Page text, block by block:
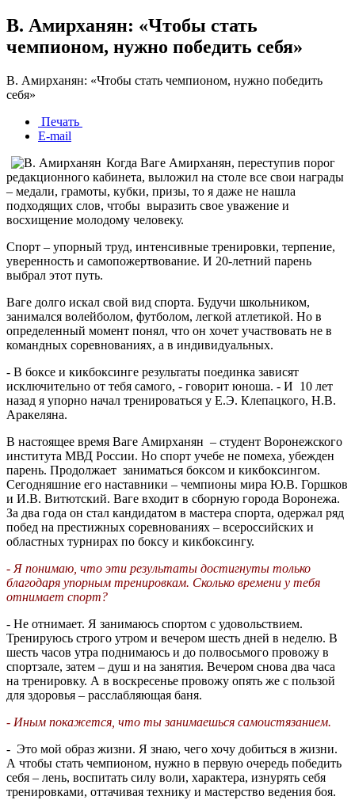
В. Амирханян: «Чтобы стать
чемпионом, нужно победить себя»
В. Амирханян: «Чтобы стать чемпионом, нужно победить
себя»
Печать
E-mail
Когда Ваге Амирханян, переступив порог
редакционного кабинета, выложил на столе все свои награды
– медали, грамоты, кубки, призы, то я даже не нашла
подходящих слов, чтобы выразить свое уважение и
восхищение молодому человеку.
Спорт – упорный труд, интенсивные тренировки, терпение,
уверенность и самопожертвование. И 20-летний парень
выбрал этот путь.
Ваге долго искал свой вид спорта. Будучи школьником,
занимался волейболом, футболом, легкой атлетикой. Но в
определенный момент понял, что он хочет участвовать не в
командных соревнованиях, а в индивидуальных.
- В боксе и кикбоксинге результаты поединка зависят
исключительно от тебя самого, - говорит юноша. - И 10 лет
назад я упорно начал тренироваться у Е.Э. Клепацкого, Н.В.
Аракеляна.
В настоящее время Ваге Амирханян – студент Воронежского
института МВД России. Но спорт учебе не помеха, убежден
парень. Продолжает заниматься боксом и кикбоксингом.
Сегодняшние его наставники – чемпионы мира Ю.В. Горшков
и И.В. Витютский. Ваге входит в сборную города Воронежа.
За два года он стал кандидатом в мастера спорта, одержал ряд
побед на престижных соревнованиях – всероссийских и
областных турнирах по боксу и кикбоксингу.
- Я понимаю, что эти результаты достигнуты только
благодаря упорным тренировкам. Сколько времени у тебя
отнимает спорт?
- Не отнимает. Я занимаюсь спортом с удовольствием.
Тренируюсь строго утром и вечером шесть дней в неделю. В
шесть часов утра поднимаюсь и до полвосьмого провожу в
спортзале, затем – душ и на занятия. Вечером снова два часа
на тренировку. А в воскресенье провожу опять же с пользой
для здоровья – расслабляющая баня.
- Иным покажется, что ты занимаешься самоистязанием.
- Это мой образ жизни. Я знаю, чего хочу добиться в жизни.
А чтобы стать чемпионом, нужно в первую очередь победить
себя – лень, воспитать силу воли, характера, изнурять себя
тренировками, оттачивая технику и мастерство ведения боя.